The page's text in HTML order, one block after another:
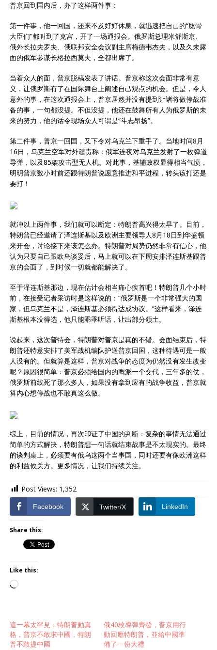
普京回到国内后，办了这样两件事：
第一件事，他一回国，还来不及好好休息，就迅速把自己的“肱骨
大臣们”都叫到了克宫，开了一场通报会。俄罗斯总理米舒斯京、
俄外长拉夫罗夫、俄联邦安全会议副主席梅德韦杰夫，以及久未露
面的俄军参谋长格拉西莫夫，全都出席了。
当着众人的面，普京脱稿发表了讲话。普京称这次会面非常有意
义，让俄罗斯有了在国际舞台上阐述自己观点的机会。但是，令人
意外的事，在这次通报会上，普京居然并没有提到让诸将做停战准
备的事，一句都没提。不但没提，他还在鼓舞所有人为俄罗斯的未
来的努力，他的话令现场众人可谓是“斗志昂扬”。
第二件事，普京一回国，又下令对乌克兰下重手了。当地时间8月
16日，乌克兰空军对外谴责称：俄军连夜对乌克兰发射了一枚弹道
导弹，以及85架攻击型无人机。对此事，基辅政权显得相当气愤，
明明普京数小时前还跟特朗普说愿意推进和平进程，转头该打还是
要打！
就冲以上两件事，我们就可以断定：特朗普高兴得太早了。目前，
特朗普已经邀请了泽连斯基以及欧洲主要领导人8月18日到华盛顿
来开会，讨论接下来该怎么办。特朗普对局势仍然非常有信心，他
认为只要自己跟欧乌谈妥后，马上就可以在下周安排泽连斯基跟普
京的会面了，到时候一切就都能解决了。
至于泽连斯基那边，现在估计会相当痛心疾首吧！特朗普几个小时
前，在接受记者采访时是这样说的：“俄罗斯是一个非常强大的国
家，但乌克兰不是，泽连斯基必须得达成协议。”这样看来，泽连
斯基根本没得选，他只能乖乖听话，让出部分领土。
说起来，这次普特会，特朗普对普京是真的不错。会面结束后，特
朗普还特意安排了美军战机编队护送普京回国，这种待遇可是一般
人没有的。但就算是这样，普京对战争的态度为仍然没有发生改变
呢？原因很简单：普京必须给国内的鹰派一个交代，三年多的仗，
俄罗斯前线死了那么多人，如果没有拿到应有的战争收益，普京就
算内心想停战也不敢真这么做。
综上，目前的情况，再次印证了中国的判断：复杂的事情无法通过
简单的方式解决，特朗普想一句话就结束战事是不太现实的。最终
的谈判桌上，必须要有俄乌这两个当事国，同时还要有像欧洲这样
的利益攸关方。更多情况，让我们持续关注。
Post Views: 1,352
Facebook Twitter/X LinkedIn
Share this:
Like this:
這一幕太罕見：特朗普動真
格，普京不敢求中國，特朗
普不敢提中國
俄40枚導彈齊發，普京用行
動回應特朗普，並給中國準
備了一份大禮